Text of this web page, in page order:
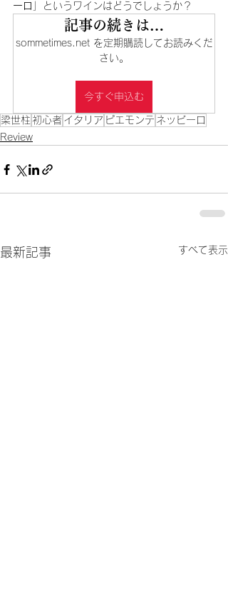
ーロ
」というワインはどうでしょうか？
記事の続きは…
sommetimes.net を定期購読してお読みくだ
さい。
今すぐ申込む
梁世柱 初心者 イタリア ピエモンテ ネッビーロ
Review
最新記事 すべて表示